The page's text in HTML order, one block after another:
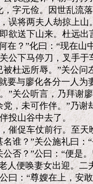
字元俭。因世乱流
误将两夫人劫掠上
欲送下山来。杜远
在？”化曰：“现在山
公下马停刀，叉手于
杜远所辱。”关公问
要与廖化各分一人
”关公听言，乃拜谢
，未可作伴。”乃谢
投山谷中去了。
促车仗前行。至天
谁？”关公施礼曰：
否？”公曰：“便是
人便唤妻女出迎。二
曰：“尊嫂在上，安